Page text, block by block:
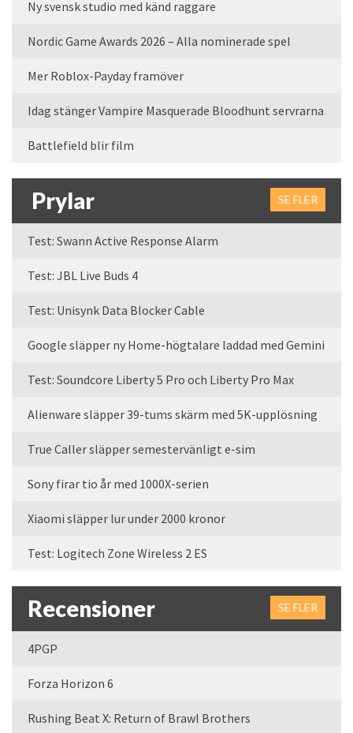
Ny svensk studio med känd raggare
Nordic Game Awards 2026 – Alla nominerade spel
Mer Roblox-Payday framöver
Idag stänger Vampire Masquerade Bloodhunt servrarna
Battlefield blir film
Prylar SE FLER
Test: Swann Active Response Alarm
Test: JBL Live Buds 4
Test: Unisynk Data Blocker Cable
Google släpper ny Home-högtalare laddad med Gemini
Test: Soundcore Liberty 5 Pro och Liberty Pro Max
Alienware släpper 39-tums skärm med 5K-upplösning
True Caller släpper semestervänligt e-sim
Sony firar tio år med 1000X-serien
Xiaomi släpper lur under 2000 kronor
Test: Logitech Zone Wireless 2 ES
Recensioner SE FLER
4PGP
Forza Horizon 6
Rushing Beat X: Return of Brawl Brothers